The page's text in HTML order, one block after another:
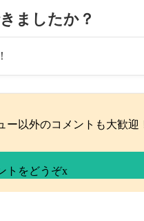
ましたか？
ー以外のコメントも大歓
トをどうぞx